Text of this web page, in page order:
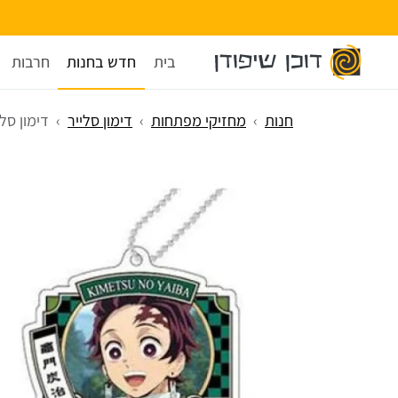
בית חדש בחנות חרבות
חנות מחזיקי מפתחות דימון סלייר דימון